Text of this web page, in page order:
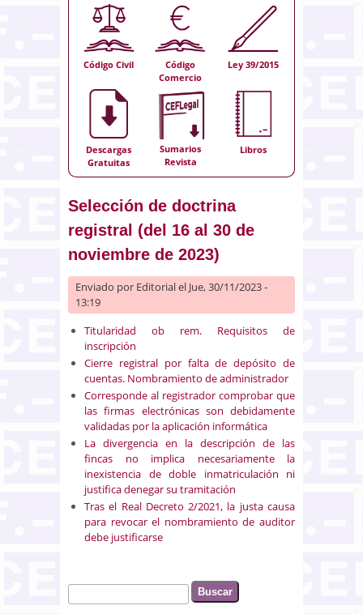
Código Civil
Código
Comercio
Ley 39/2015
Descargas
Gratuitas
Sumarios
Revista
Libros
Selección de doctrina
registral (del 16 al 30 de
noviembre de 2023)
Enviado por Editorialel Jue, 30/11/2023 -
13:19
Titularidad ob rem. Requisitos de
inscripción
Cierre registral por falta de depósito de
cuentas. Nombramiento de administrador
Corresponde al registrador comprobar que
las firmas electrónicas son debidamente
validadas por la aplicación informática
La divergencia en la descripción de las
fincas no implica necesariamente la
inexistencia de doble inmatriculación ni
justifica denegar su tramitación
Tras el Real Decreto 2/2021, la justa causa
para revocar el nombramiento de auditor
debe justificarse
Formulario de búsqueda
Buscar